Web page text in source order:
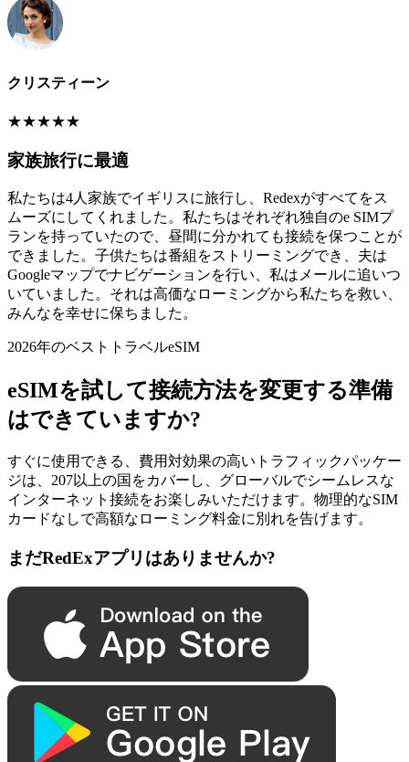
クリスティーン
★★★★★
家族旅行に最適
私たちは4人家族でイギリスに旅行し、Redexがすべてをス
ムーズにしてくれました。私たちはそれぞれ独自のe SIMプ
ランを持っていたので、昼間に分かれても接続を保つことが
できました。子供たちは番組をストリーミングでき、夫は
Googleマップでナビゲーションを行い、私はメールに追いつ
いていました。それは高価なローミングから私たちを救い、
みんなを幸せに保ちました。
2026年のベストトラベルeSIM
eSIMを試して接続方法を変更する準備
はできていますか?
すぐに使用できる、費用対効果の高いトラフィックパッケー
ジは、207以上の国をカバーし、グローバルでシームレスな
インターネット接続をお楽しみいただけます。物理的なSIM
カードなしで高額なローミング料金に別れを告げます。
まだRedExアプリはありませんか?